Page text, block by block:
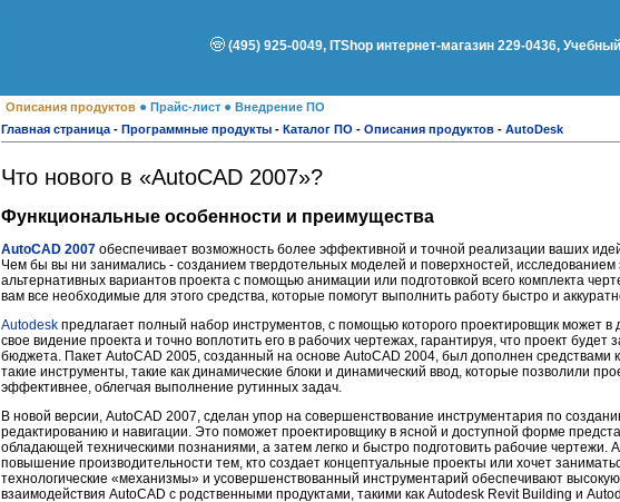
(495) 925-0049, ITShop интернет-магазин 229-0436,
Описания продуктов ● Прайс-лист ● Внедрение ПО
Главная страница - Программные продукты - Каталог ПО - Описания продуктов - AutoDesk
Что нового в «AutoCAD 2007»?
Функциональные особенности и преимущества
AutoCAD 2007 обеспечивает возможность более эффективной и точной реализации ваших
Чем бы вы ни занимались - созданием твердотельных моделей и поверхностей,
альтернативных вариантов проекта с помощью анимации или подготовкой всего комплекта
вам все необходимые для этого средства, которые помогут выполнить работу быстро и
Autodesk предлагает полный набор инструментов, с помощью которого проектировщик может
свое видение проекта и точно воплотить его в рабочих чертежах, гарантируя, что проект
бюджета. Пакет AutoCAD 2005, созданный на основе AutoCAD 2004, был дополнен средствами
такие инструменты, такие как динамические блоки и динамический ввод, которые позволили
эффективнее, облегчая выполнение рутинных задач.
В новой версии, AutoCAD 2007, сделан упор на совершенствование инструментария по
редактированию и навигации. Это поможет проектировщику в ясной и доступной форме
обладающей техническими познаниями, а затем легко и быстро подготовить рабочие чертежи.
повышение производительности тем, кто создает концептуальные проекты или хочет
технологические «механизмы» и усовершенствованный инструментарий обеспечивают
взаимодействия AutoCAD с родственными продуктами, такими как Autodesk Revit Building и